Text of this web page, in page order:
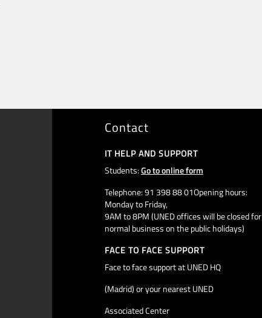
Contact
IT HELP AND SUPPORT
Students:Go to online form
Telephone: 91 398 88 01Opening hours:
Monday to Friday,
9AM to 8PM (UNED offices will be closed for
normal business on the public holidays)
FACE TO FACE SUPPORT
Face to face support at UNED HQ
(Madrid) or your nearest UNED
Associated Center